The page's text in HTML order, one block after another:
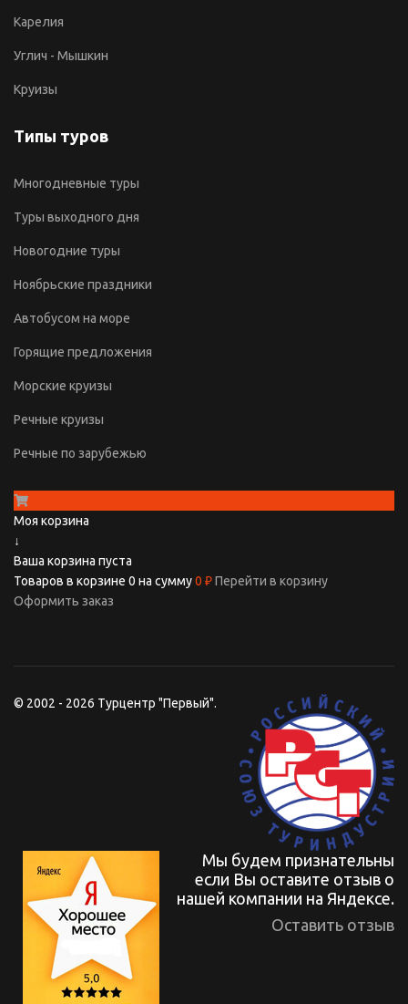
Карелия
Углич - Мышкин
Круизы
Типы туров
Многодневные туры
Туры выходного дня
Новогодние туры
Ноябрьские праздники
Автобусом на море
Горящие предложения
Морские круизы
Речные круизы
Речные по зарубежью
Моя корзина
↓
Ваша корзина пуста
Товаров в корзине 0 на сумму0 ₽Перейти в корзину
Оформить заказ
© 2002 - 2026 Турцентр "Первый".
Мы будем признательны
если Вы оставите отзыв о
нашей компании на Яндексе.
Оставить отзыв